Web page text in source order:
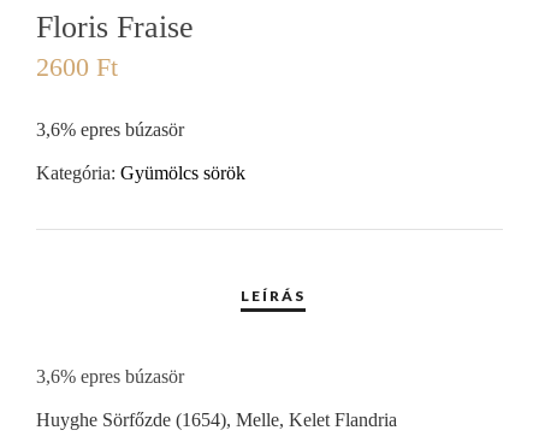
Floris Fraise
2600 Ft
3,6% epres búzasör
Kategória: Gyümölcs sörök
3,6% epres búzasör
Huyghe Sörfőzde (1654), Melle, Kelet Flandria